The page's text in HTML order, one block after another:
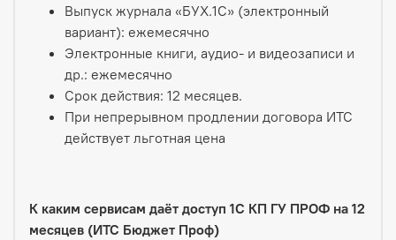
Выпуск журнала «БУХ.1С» (электронный
вариант): ежемесячно
Электронные книги, аудио- и видеозаписи и
др.: ежемесячно
Срок действия: 12 месяцев.
При непрерывном продлении договора ИТС
действует льготная цена
К каким сервисам даёт доступ 1С КП ГУ ПРОФ на 12
месяцев (ИТС Бюджет Проф)